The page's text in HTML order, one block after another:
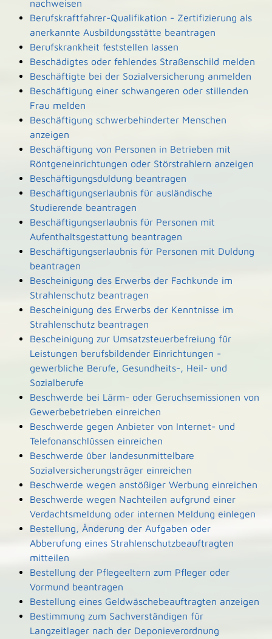
nachweisen
Berufskraftfahrer-Qualifikation - Zertifizierung als
anerkannte Ausbildungsstätte beantragen
Berufskrankheit feststellen lassen
Beschädigtes oder fehlendes Straßenschild melden
Beschäftigte bei der Sozialversicherung anmelden
Beschäftigung einer schwangeren oder stillenden
Frau melden
Beschäftigung schwerbehinderter Menschen
anzeigen
Beschäftigung von Personen in Betrieben mit
Röntgeneinrichtungen oder Störstrahlern anzeigen
Beschäftigungsduldung beantragen
Beschäftigungserlaubnis für ausländische
Studierende beantragen
Beschäftigungserlaubnis für Personen mit
Aufenthaltsgestattung beantragen
Beschäftigungserlaubnis für Personen mit Duldung
beantragen
Bescheinigung des Erwerbs der Fachkunde im
Strahlenschutz beantragen
Bescheinigung des Erwerbs der Kenntnisse im
Strahlenschutz beantragen
Bescheinigung zur Umsatzsteuerbefreiung für
Leistungen berufsbildender Einrichtungen -
gewerbliche Berufe, Gesundheits-, Heil- und
Sozialberufe
Beschwerde bei Lärm- oder Geruchsemissionen von
Gewerbebetrieben einreichen
Beschwerde gegen Anbieter von Internet- und
Telefonanschlüssen einreichen
Beschwerde über landesunmittelbare
Sozialversicherungsträger einreichen
Beschwerde wegen anstößiger Werbung einreichen
Beschwerde wegen Nachteilen aufgrund einer
Verdachtsmeldung oder internen Meldung einlegen
Bestellung, Änderung der Aufgaben oder
Abberufung eines Strahlenschutzbeauftragten
mitteilen
Bestellung der Pflegeeltern zum Pfleger oder
Vormund beantragen
Bestellung eines Geldwäschebeauftragten anzeigen
Bestimmung zum Sachverständigen für
Langzeitlager nach der Deponieverordnung